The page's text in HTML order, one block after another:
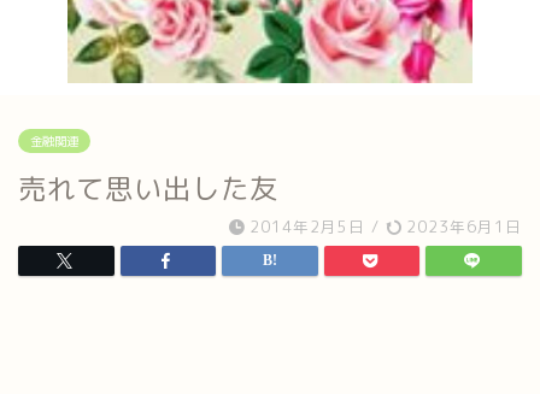
金融関連
売れて思い出した友
2014年2月5日 / 2023年6月1日